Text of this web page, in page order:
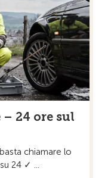
– 24 ore sul
chiamare lo
24 ✓ ...